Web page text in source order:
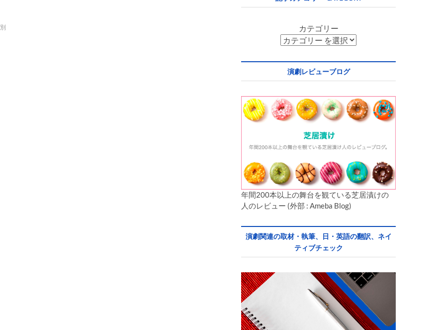
別
カテゴリー
演劇レビューブログ
年間200本以上の舞台を観ている芝居漬けの
人のレビュー (外部 : Ameba Blog)
演劇関連の取材・執筆、日・英語の翻訳、ネイ
ティブチェック